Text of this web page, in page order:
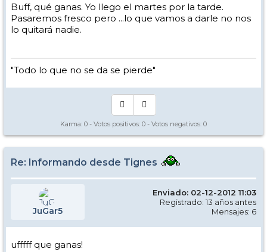
Buff, qué ganas. Yo llego el martes por la tarde.
Pasaremos fresco pero ...lo que vamos a darle no nos
lo quitará nadie.
"Todo lo que no se da se pierde"
Karma: 0 - Votos positivos: 0 - Votos negativos: 0
Re: Informando desde Tignes
JuGar5
Enviado: 02-12-2012 11:03
Registrado: 13 años antes
Mensajes: 6
ufffff que ganas!